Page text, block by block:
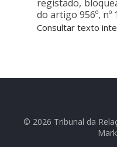
registado,
do artigo 956º, nº
Consultar texto
© 2026 Tribunal da